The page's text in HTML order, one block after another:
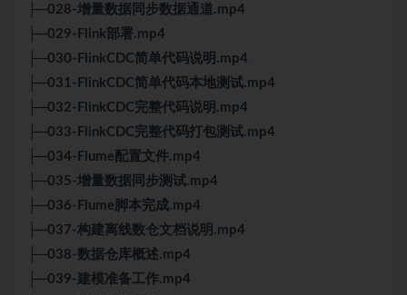
├─028-增量数据同步数据通道.mp4
├─029-Flink部署.mp4
├─030-FlinkCDC简单代码说明.mp4
├─031-FlinkCDC简单代码本地测试.mp4
├─032-FlinkCDC完整代码说明.mp4
├─033-FlinkCDC完整代码打包测试.mp4
├─034-Flume配置文件.mp4
├─035-增量数据同步测试.mp4
├─036-Flume脚本完成.mp4
├─037-构建离线数仓文档说明.mp4
├─038-数据仓库概述.mp4
├─039-建模准备工作.mp4